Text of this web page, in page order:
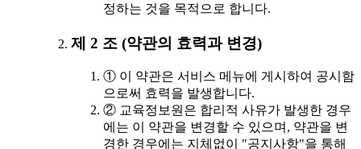
정하는 것을 목적으로 합니다.
제 2 조 (약관의 효력과 변경)
① 이 약관은 서비스 메뉴에 게시하여 공시함
으로써 효력을 발생합니다.
② 교육정보원은 합리적 사유가 발생한 경우
에는 이 약관을 변경할 수 있으며, 약관을 변
경한 경우에는 지체없이 "공지사항"을 통해